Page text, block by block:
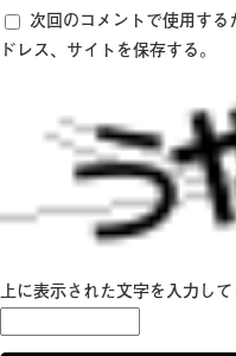
次回のコメントで使用す
ドレス、サイトを保存する。
上に表示された文字を入力して